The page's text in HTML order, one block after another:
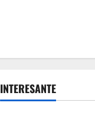
INTERESANTE